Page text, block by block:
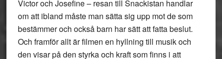
Victor och Josefine – resan till Snackistan handlar
om att ibland måste man sätta sig upp mot de som
bestämmer och också barn har sätt att fatta beslut.
Och framför allt är filmen en hyllning till musik och
den visar på den styrka och kraft som finns i att